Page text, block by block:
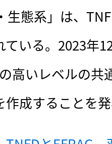
生態系」は、
いる。2023年
高いレベルの
作成することを